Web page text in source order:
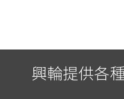
興輪提供各